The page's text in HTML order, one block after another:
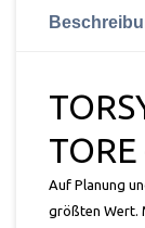
Auf Planung
größten Wert.